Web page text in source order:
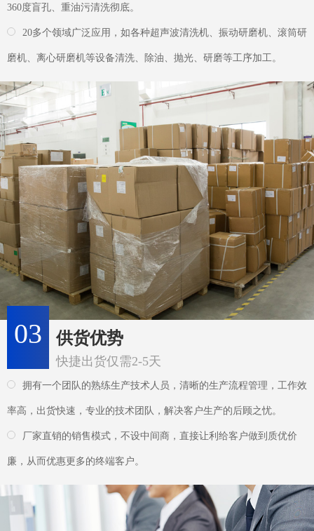
03 供货优势
快捷出货仅需2-5天
拥有一个团队的熟练生产技术人员，清晰的生产流程管理，工作效
率高，出货快速，专业的技术团队，解决客户生产的后顾之忧。
厂家直销的销售模式，不设中间商，直接让利给客户做到质优价
廉，从而优惠更多的终端客户。